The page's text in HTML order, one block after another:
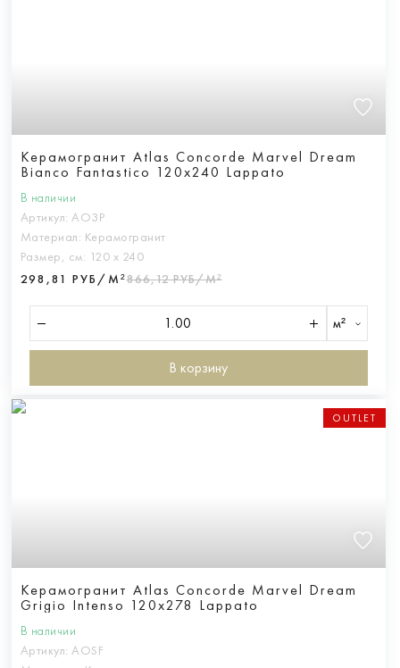
Керамогранит Atlas Concorde Marvel Dream
Bianco Fantastico 120x240 Lappato
В наличии
Артикул: AO3P
Материал: Керамогранит
Размер, см: 120 х 240
298,81 РУБ/М²866,12 РУБ/М²
м²
В корзину
OUTLET
Керамогранит Atlas Concorde Marvel Dream
Grigio Intenso 120x278 Lappato
В наличии
Артикул: AOSF